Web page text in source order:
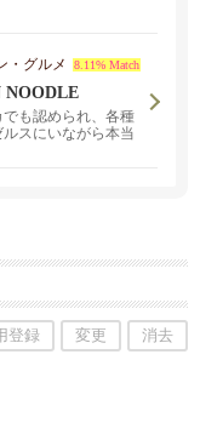
・グルメ 8.11% Match
NOODLE
も認められ、各種
スにいながら本当
登録 変更 消去